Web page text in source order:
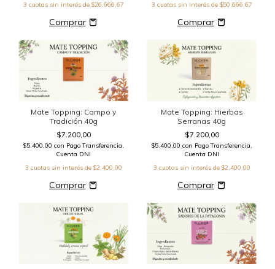
3 cuotas sin interés de $26.666,67
3 cuotas sin interés de $50.666,67
Mate Topping: Campo y
Tradición 40g
$7.200,00
$5.400,00 con Pago Transferencia,
Cuenta DNI
3 cuotas sin interés de $2.400,00
Mate Topping: Hierbas
Serranas 40g
$7.200,00
$5.400,00 con Pago Transferencia,
Cuenta DNI
3 cuotas sin interés de $2.400,00